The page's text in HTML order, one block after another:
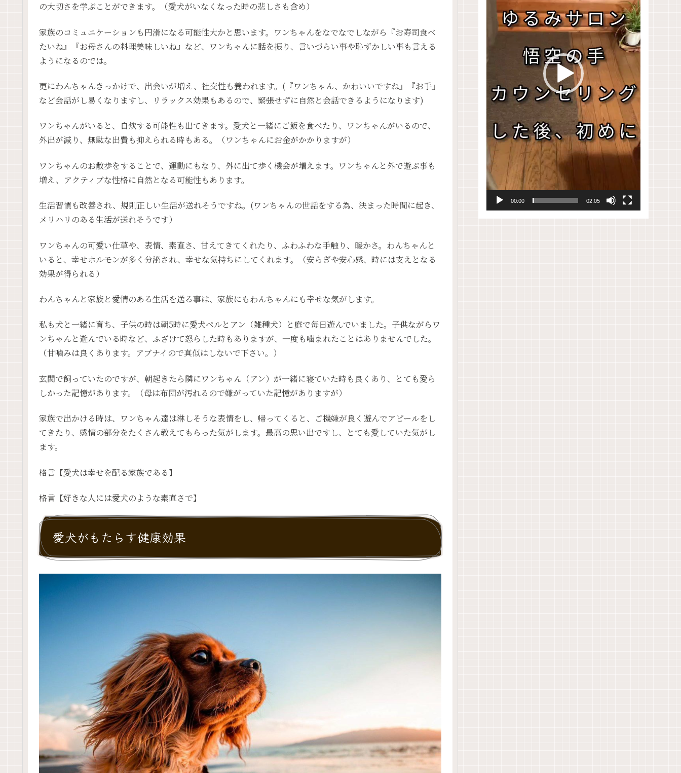
の大切さを学ぶことができます。（愛犬がいなくなった時の悲しさも含め）
家族のコミュニケーションも円滑になる可能性大かと思います。ワンちゃんをなでなでしながら『お寿司食べ
たいね』『お母さんの料理美味しいね』など、ワンちゃんに話を振り、言いづらい事や恥ずかしい事も言える
ようになるのでは。
更にわんちゃんきっかけで、出会いが増え、社交性も養われます。(『ワンちゃん、かわいいですね』『お手』
など会話がし易くなりますし、リラックス効果もあるので、緊張せずに自然と会話できるようになります)
ワンちゃんがいると、自炊する可能性も出てきます。愛犬と一緒にご飯を食べたり、ワンちゃんがいるので、
外出が減り、無駄な出費も抑えられる時もある。（ワンちゃんにお金がかかりますが）
ワンちゃんのお散歩をすることで、運動にもなり、外に出て歩く機会が増えます。ワンちゃんと外で遊ぶ事も
増え、アクティブな性格に自然となる可能性もあります。
生活習慣も改善され、規則正しい生活が送れそうですね。(ワンちゃんの世話をする為、決まった時間に起き、
メリハリのある生活が送れそうです）
ワンちゃんの可愛い仕草や、表情、素直さ、甘えてきてくれたり、ふわふわな手触り、暖かさ。わんちゃんと
いると、幸せホルモンが多く分泌され、幸せな気持ちにしてくれます。（安らぎや安心感、時には支えとなる
効果が得られる）
わんちゃんと家族と愛情のある生活を送る事は、家族にもわんちゃんにも幸せな気がします。
私も犬と一緒に育ち、子供の時は朝5時に愛犬ペルとアン（雑種犬）と庭で毎日遊んでいました。子供ながらワ
ンちゃんと遊んでいる時など、ふざけて怒らした時もありますが、一度も噛まれたことはありませんでした。
（甘噛みは良くあります。アブナイので真似はしないで下さい。）
玄関で飼っていたのですが、朝起きたら隣にワンちゃん（アン）が一緒に寝ていた時も良くあり、とても愛ら
しかった記憶があります。（母は布団が汚れるので嫌がっていた記憶がありますが）
家族で出かける時は、ワンちゃん達は淋しそうな表情をし、帰ってくると、ご機嫌が良く遊んでアピールをし
てきたり、感情の部分をたくさん教えてもらった気がします。最高の思い出ですし、とても愛していた気がし
ます。
格言【愛犬は幸せを配る家族である】
格言【好きな人には愛犬のような素直さで】
愛犬がもたらす健康効果
00:00 02:05